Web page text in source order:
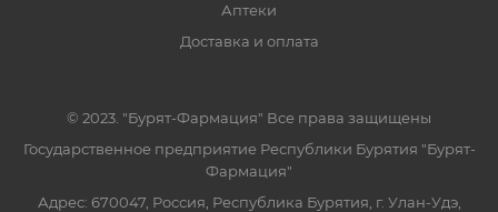
Аптеки
Доставка и оплата
© 2023. "Бурят-Фармация" Все права защищены
Государственное предприятие Республики Бурятия "Бурят-
Фармация"
Адрес: 670047, Россия, Республика Бурятия, г. Улан-Удэ,